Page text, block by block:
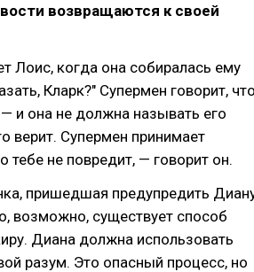
возвращаются к своей
Лоис, когда она собиралась ему
Кларк?" Супермен говорит,
и она не должна называть его
верит. Супермен принимает
тебе не повредит, — говорит он.
пришедшая предупредить
возможно, существует способ
Диана должна использовать
разум. Это опасный процесс, но